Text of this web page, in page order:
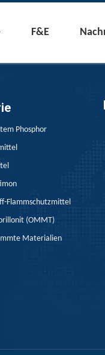
F&E
Phosphor
Flammschutzmittel
(OMMT)
Materialien